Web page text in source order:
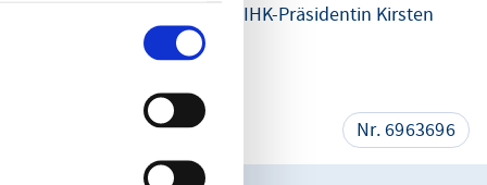
Informationen und die
sollten“, so das Fazit von HIHK-Präsidentin Kirsten
Schoder-Steinmüller.
Nr. 6963696